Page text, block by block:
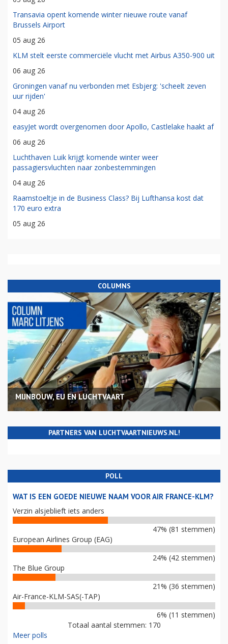
Transavia opent komende winter nieuwe route vanaf
Brussels Airport
05 aug 26
KLM stelt eerste commerciële vlucht met Airbus A350-900 uit
06 aug 26
Groningen vanaf nu verbonden met Esbjerg: 'scheelt zeven
uur rijden'
04 aug 26
easyJet wordt overgenomen door Apollo, Castlelake haakt af
06 aug 26
Luchthaven Luik krijgt komende winter weer
passagiersvluchten naar zonbestemmingen
04 aug 26
Raamstoeltje in de Business Class? Bij Lufthansa kost dat
170 euro extra
05 aug 26
COLUMNS
MIJNBOUW, EU EN LUCHTVAART
PARTNERS VAN LUCHTVAARTNIEUWS.NL!
POLL
WAT IS EEN GOEDE NIEUWE NAAM VOOR AIR FRANCE-KLM?
Verzin alsjeblieft iets anders
47% (81 stemmen)
European Airlines Group (EAG)
24% (42 stemmen)
The Blue Group
21% (36 stemmen)
Air-France-KLM-SAS(-TAP)
6% (11 stemmen)
Totaal aantal stemmen: 170
Meer polls